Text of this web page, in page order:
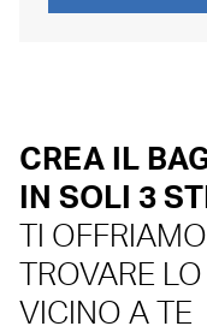
CREA IL
IN SOLI 3
TI
TROVARE
VICINO A TE